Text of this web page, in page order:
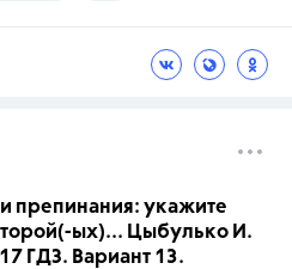
препинания: укажите
ых)... Цыбулько И.
ГДЗ. Вариант 13.